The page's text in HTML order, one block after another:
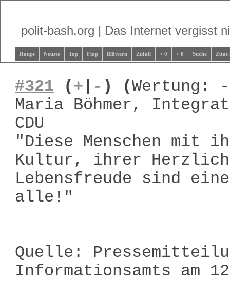
polit-bash.org | Das Internet vergisst
Haupt Neuste Top Flop Blättern Zufall > 0 < 0 Suche Zitat
#321 (+ - ) (Wertung: -
Maria Böhmer,
CDU
"Diese Menschen
Kultur, ihrer
Lebensfreude sind
alle!"
Quelle:
Informationsamts am